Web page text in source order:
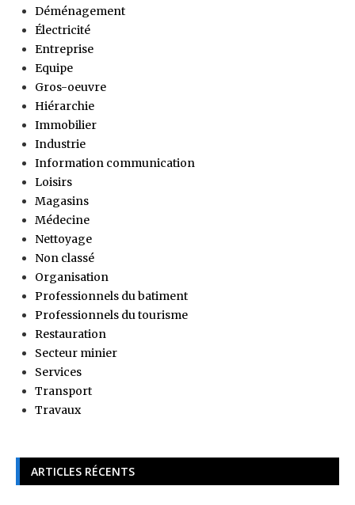
Déménagement
Électricité
Entreprise
Equipe
Gros-oeuvre
Hiérarchie
Immobilier
Industrie
Information communication
Loisirs
Magasins
Médecine
Nettoyage
Non classé
Organisation
Professionnels du batiment
Professionnels du tourisme
Restauration
Secteur minier
Services
Transport
Travaux
ARTICLES RÉCENTS